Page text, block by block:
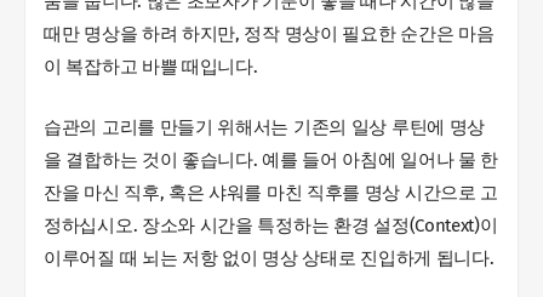
때만 명상을 하려 하지만, 정작 명상이 필요한 순간은 마음
이 복잡하고 바쁠 때입니다.
습관의 고리를 만들기 위해서는 기존의 일상 루틴에 명상
을 결합하는 것이 좋습니다. 예를 들어 아침에 일어나 물 한
잔을 마신 직후, 혹은 샤워를 마친 직후를 명상 시간으로 고
정하십시오. 장소와 시간을 특정하는 환경 설정(Context)이
이루어질 때 뇌는 저항 없이 명상 상태로 진입하게 됩니다.